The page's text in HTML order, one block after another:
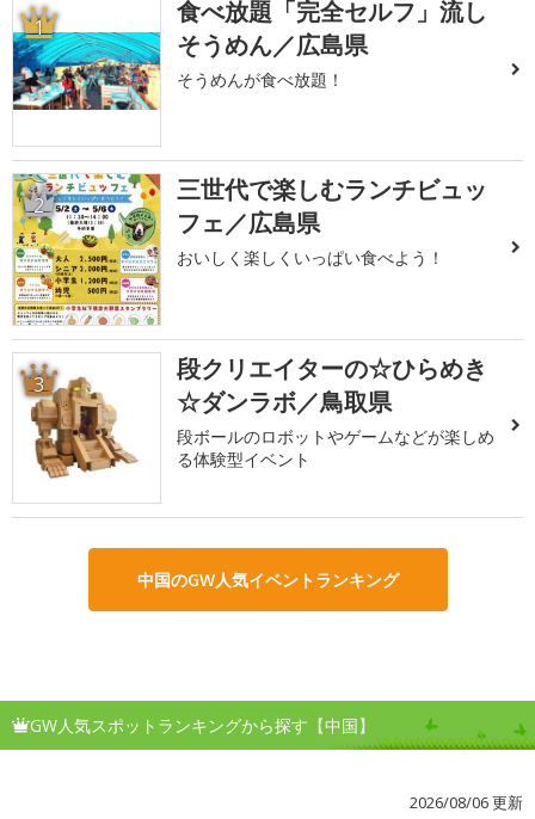
1
食べ放題「完全セルフ」流し
そうめん／広島県
そうめんが食べ放題！
2
三世代で楽しむランチビュッ
フェ／広島県
おいしく楽しくいっぱい食べよう！
3
段クリエイターの☆ひらめき
☆ダンラボ／鳥取県
段ボールのロボットやゲームなどが楽しめ
る体験型イベント
中国のGW人気イベントランキング
GW人気スポットランキングから探す【中国】
2026/08/06 更新